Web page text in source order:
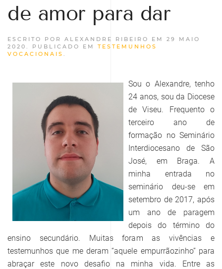
de amor para dar
ESCRITO POR ALEXANDRE RIBEIRO EM 29 MAIO
2020 . PUBLICADO EM TESTEMUNHOS
VOCACIONAIS .
Sou o Alexandre, tenho
24 anos, sou da Diocese
de Viseu. Frequento o
terceiro ano de
formação no Seminário
Interdiocesano de São
José, em Braga. A
minha entrada no
seminário deu-se em
setembro de 2017, após
um ano de paragem
depois do término do
ensino secundário. Muitas foram as vivências e
testemunhos que me deram “aquele empurrãozinho” para
abraçar este novo desafio na minha vida. Entre as